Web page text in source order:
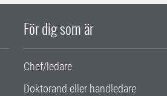
För dig som är
Chef/ledare
Doktorand eller handledare